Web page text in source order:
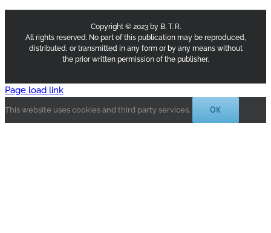
Copyright © 2023 by B. T. R.
All rights reserved. No part of this publication may be reproduced,
distributed, or transmitted in any form or by any means without
the prior written permission of the publisher.
Page load link
This website uses cookies and third party services. OK